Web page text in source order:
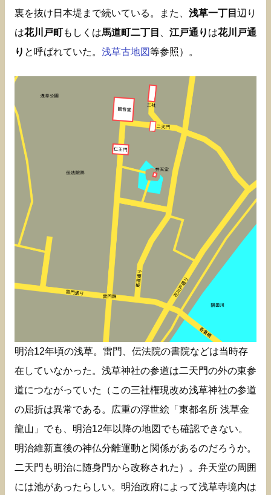
裏を抜け日本堤まで続いている。また、 浅草一丁目 辺り
は花川戸町もしくは馬道町二丁目 江戸通り は花川戸通
り と呼ばれていた。 浅草古地図等参照）。
明治12年頃の浅草。雷門、伝法院の書院などは当時存
在していなかった。浅草神社の参道は二天門の外の東参
道につながっていた（この三社権現改め浅草神社の参道
の屈折は異常である。広重の浮世絵「東都名所 浅草金
龍山」でも、明治12年以降の地図でも確認できない。
明治維新直後の神仏分離運動と関係があるのだろうか。
二天門も明治に随身門から改称された）。弁天堂の周囲
には池があったらしい。明治政府によって浅草寺境内は